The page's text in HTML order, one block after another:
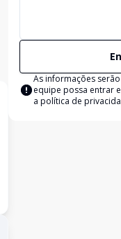
As informações
equipe possa entrar
a política de